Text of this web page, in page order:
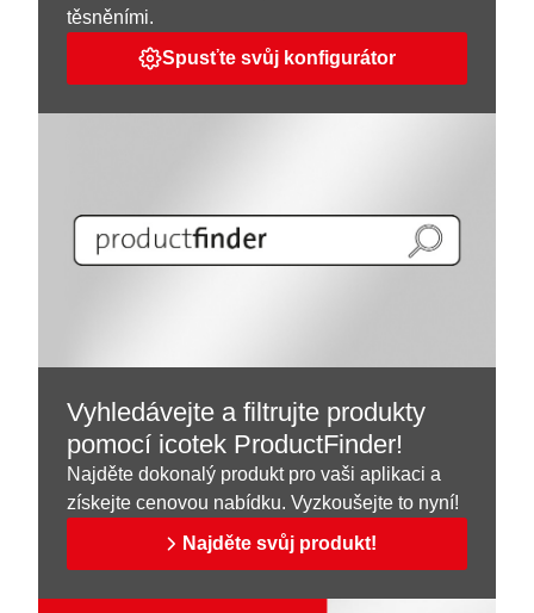
těsněními.
Spusťte svůj konfigurátor
Vyhledávejte a filtrujte produkty
pomocí icotek ProductFinder!
Najděte dokonalý produkt pro vaši aplikaci a
získejte cenovou nabídku. Vyzkoušejte to nyní!
Najděte svůj produkt!